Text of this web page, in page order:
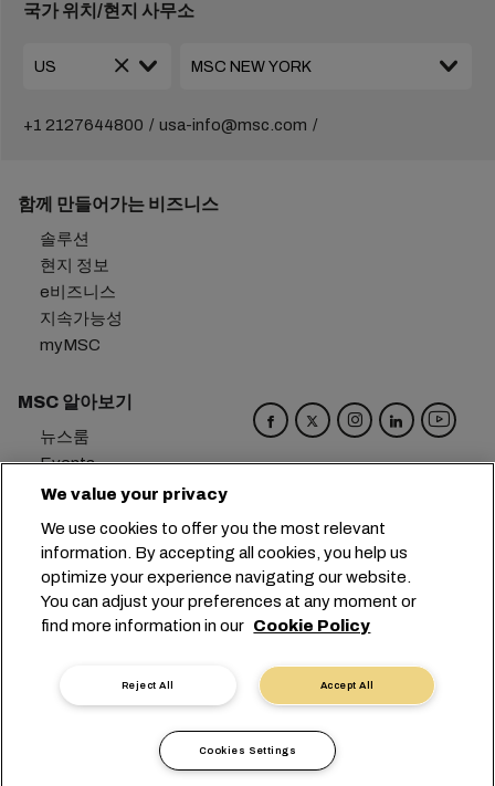
국가 위치/현지 사무소
+1 2127644800 usa-info@msc.com
함께 만들어가는 비즈니스
솔루션
현지 정보
e비즈니스
지속가능성
myMSC
MSC 알아보기
뉴스룸
Events
Blog
문의하기
환경 설정 센터
본사: +41 227038888
info@msc.com
쿠키 설정 데이터 보호
개인 정보 요청
운송사 약관 유럽 협정
인증
익명 신고
We value your privacy
We use cookies to offer you the most relevant
information. By accepting all cookies, you help us
optimize your experience navigating our website.
You can adjust your preferences at any moment or
find more information in our Cookie Policy
Accept All
Reject All
Cookies Settings